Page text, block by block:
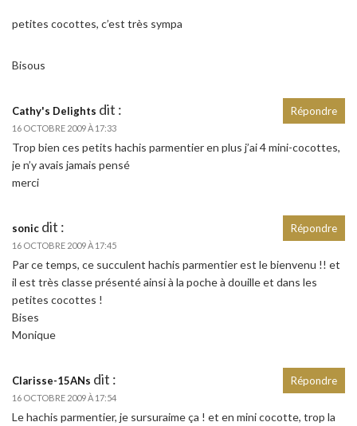
petites cocottes, c’est très sympa
Bisous
Cathy's Delights dit :
16 OCTOBRE 2009 À 17:33
Trop bien ces petits hachis parmentier en plus j’ai 4 mini-cocottes,
je n’y avais jamais pensé
merci
Répondre
sonic dit :
16 OCTOBRE 2009 À 17:45
Par ce temps, ce succulent hachis parmentier est le bienvenu !! et
il est très classe présenté ainsi à la poche à douille et dans les
petites cocottes !
Bises
Monique
Répondre
Clarisse-15ANs dit :
16 OCTOBRE 2009 À 17:54
Le hachis parmentier, je sursuraime ça ! et en mini cocotte, trop la
Répondre